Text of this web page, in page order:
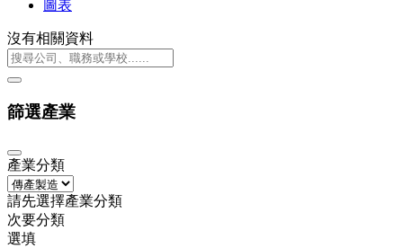
圖表
沒有相關資料
篩選產業
產業分類
請先選擇產業分類
次要分類
選填